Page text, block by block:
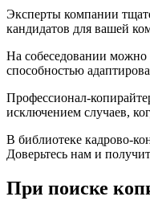
Эксперты компании
кандидатов для вашей
На собеседовании можно
способностью
Профессионал-
исключением случаев,
В библиотеке кадрово-
Доверьтесь нам и
При поиске